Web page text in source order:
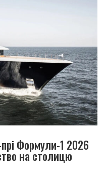
Формули-1 2026
на столицю